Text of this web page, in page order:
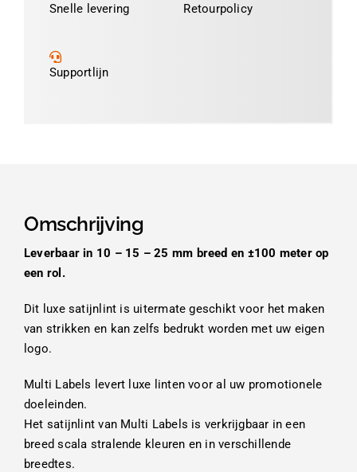
Snelle levering Retourpolicy
Supportlijn
Omschrijving
Leverbaar in 10 – 15 – 25 mm breed en ±100 meter op
een rol.
Dit luxe satijnlint is uitermate geschikt voor het maken
van strikken en kan zelfs bedrukt worden met uw eigen
logo.
Multi Labels levert luxe linten voor al uw promotionele
doeleinden.
Het satijnlint van Multi Labels is verkrijgbaar in een
breed scala stralende kleuren en in verschillende
breedtes.